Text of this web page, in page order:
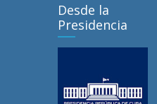
Desde la
Presidencia